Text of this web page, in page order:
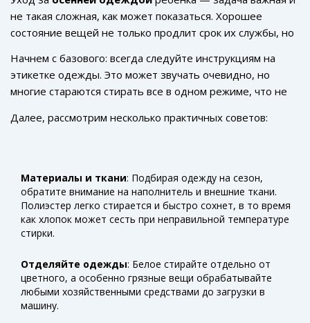
не такая сложная, как может показаться. Хорошее
состояние вещей не только продлит срок их службы, но
Начнем с базового: всегда следуйте инструкциям на
этикетке одежды. Это может звучать очевидно, но
многие стараются стирать все в одном режиме, что не
Далее, рассмотрим несколько практичных советов:
Материалы и ткани: Подбирая одежду на сезон,
обратите внимание на наполнитель и внешние ткани.
Полиэстер легко стирается и быстро сохнет, в то время
как хлопок может сесть при неправильной температуре
стирки.
Отделяйте одежды: Белое стирайте отдельно от
цветного, а особенно грязные вещи обрабатывайте
любыми хозяйственными средствами до загрузки в
машину.